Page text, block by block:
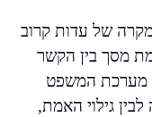
של עדות קרוב
מסך בין הקשר
מערכת המשפט
גילוי האמת,